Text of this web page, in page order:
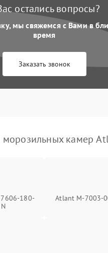
остались вопросы?
мы свяжемся с Вами в
время
Заказать звонок
камер
180-
N
Atlant М-7003-